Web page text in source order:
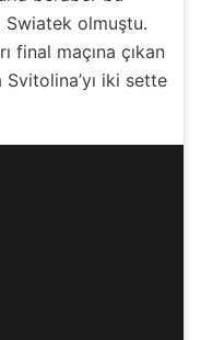
olmuştu.
final maçına çıkan
iki sette